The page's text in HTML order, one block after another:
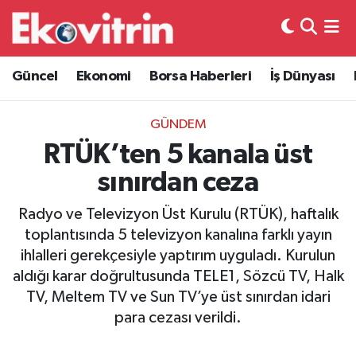
Güncel Ekonomi Borsa Haberleri İş Dünyası
GÜNDEM
RTÜK’ten 5 kanala üst
sınırdan ceza
Radyo ve Televizyon Üst Kurulu (RTÜK), haftalık
toplantısında 5 televizyon kanalına farklı yayın
ihlalleri gerekçesiyle yaptırım uyguladı. Kurulun
aldığı karar doğrultusunda TELE1, Sözcü TV, Halk
TV, Meltem TV ve Sun TV’ye üst sınırdan idari
para cezası verildi.
Güncel
Ekonomi
Borsa Haberleri
İş Dünyası
Lojistik
Otovitrin
Asayiş
Hava Durumu
Trafik Durumu
Süper Lig Puan Durumu ve Fikstür
Tüm Manşetler
Son Dakika Haberleri
Haber Arşivi